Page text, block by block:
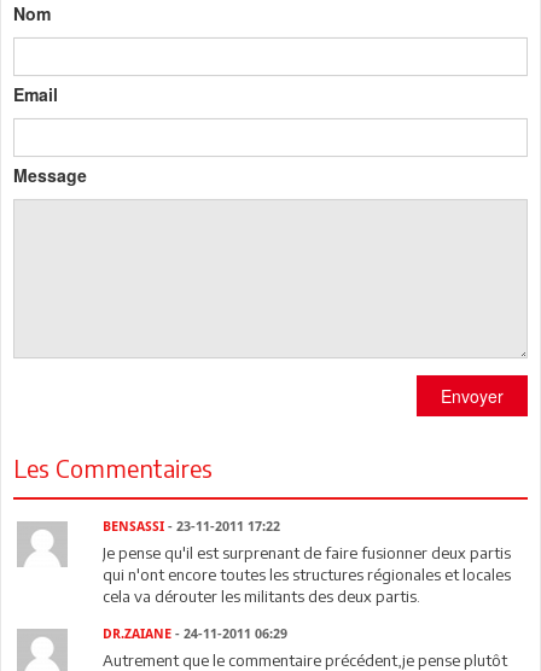
Nom
Email
Message
Envoyer
Les Commentaires
BENSASSI - 23-11-2011 17:22
Je pense qu'il est surprenant de faire fusionner deux partis
qui n'ont encore toutes les structures régionales et locales
cela va dérouter les militants des deux partis.
DR.ZAIANE - 24-11-2011 06:29
Autrement que le commentaire précédent,je pense plutôt